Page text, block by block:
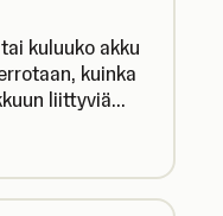
kuluuko akku
kuinka
liittyviä